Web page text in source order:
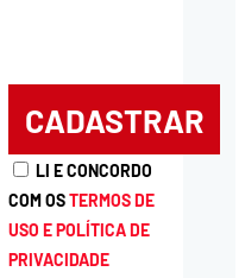
LI E CONCORDO
COM OSTERMOS DE
USO E POLÍTICA DE
PRIVACIDADE